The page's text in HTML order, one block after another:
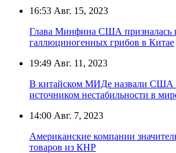
16:53 Авг. 15, 2023
Глава Минфина США призналась
галлюциногенных грибов в Китае
19:49 Авг. 11, 2023
В китайском МИДе назвали США
источником нестабильности в
14:00 Авг. 7, 2023
Американские компании
товаров из КНР